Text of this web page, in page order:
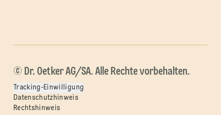
© Dr. Oetker AG/SA. Alle Rechte vorbehalten.
Tracking-Einwilligung
Datenschutzhinweis
Rechtshinweis